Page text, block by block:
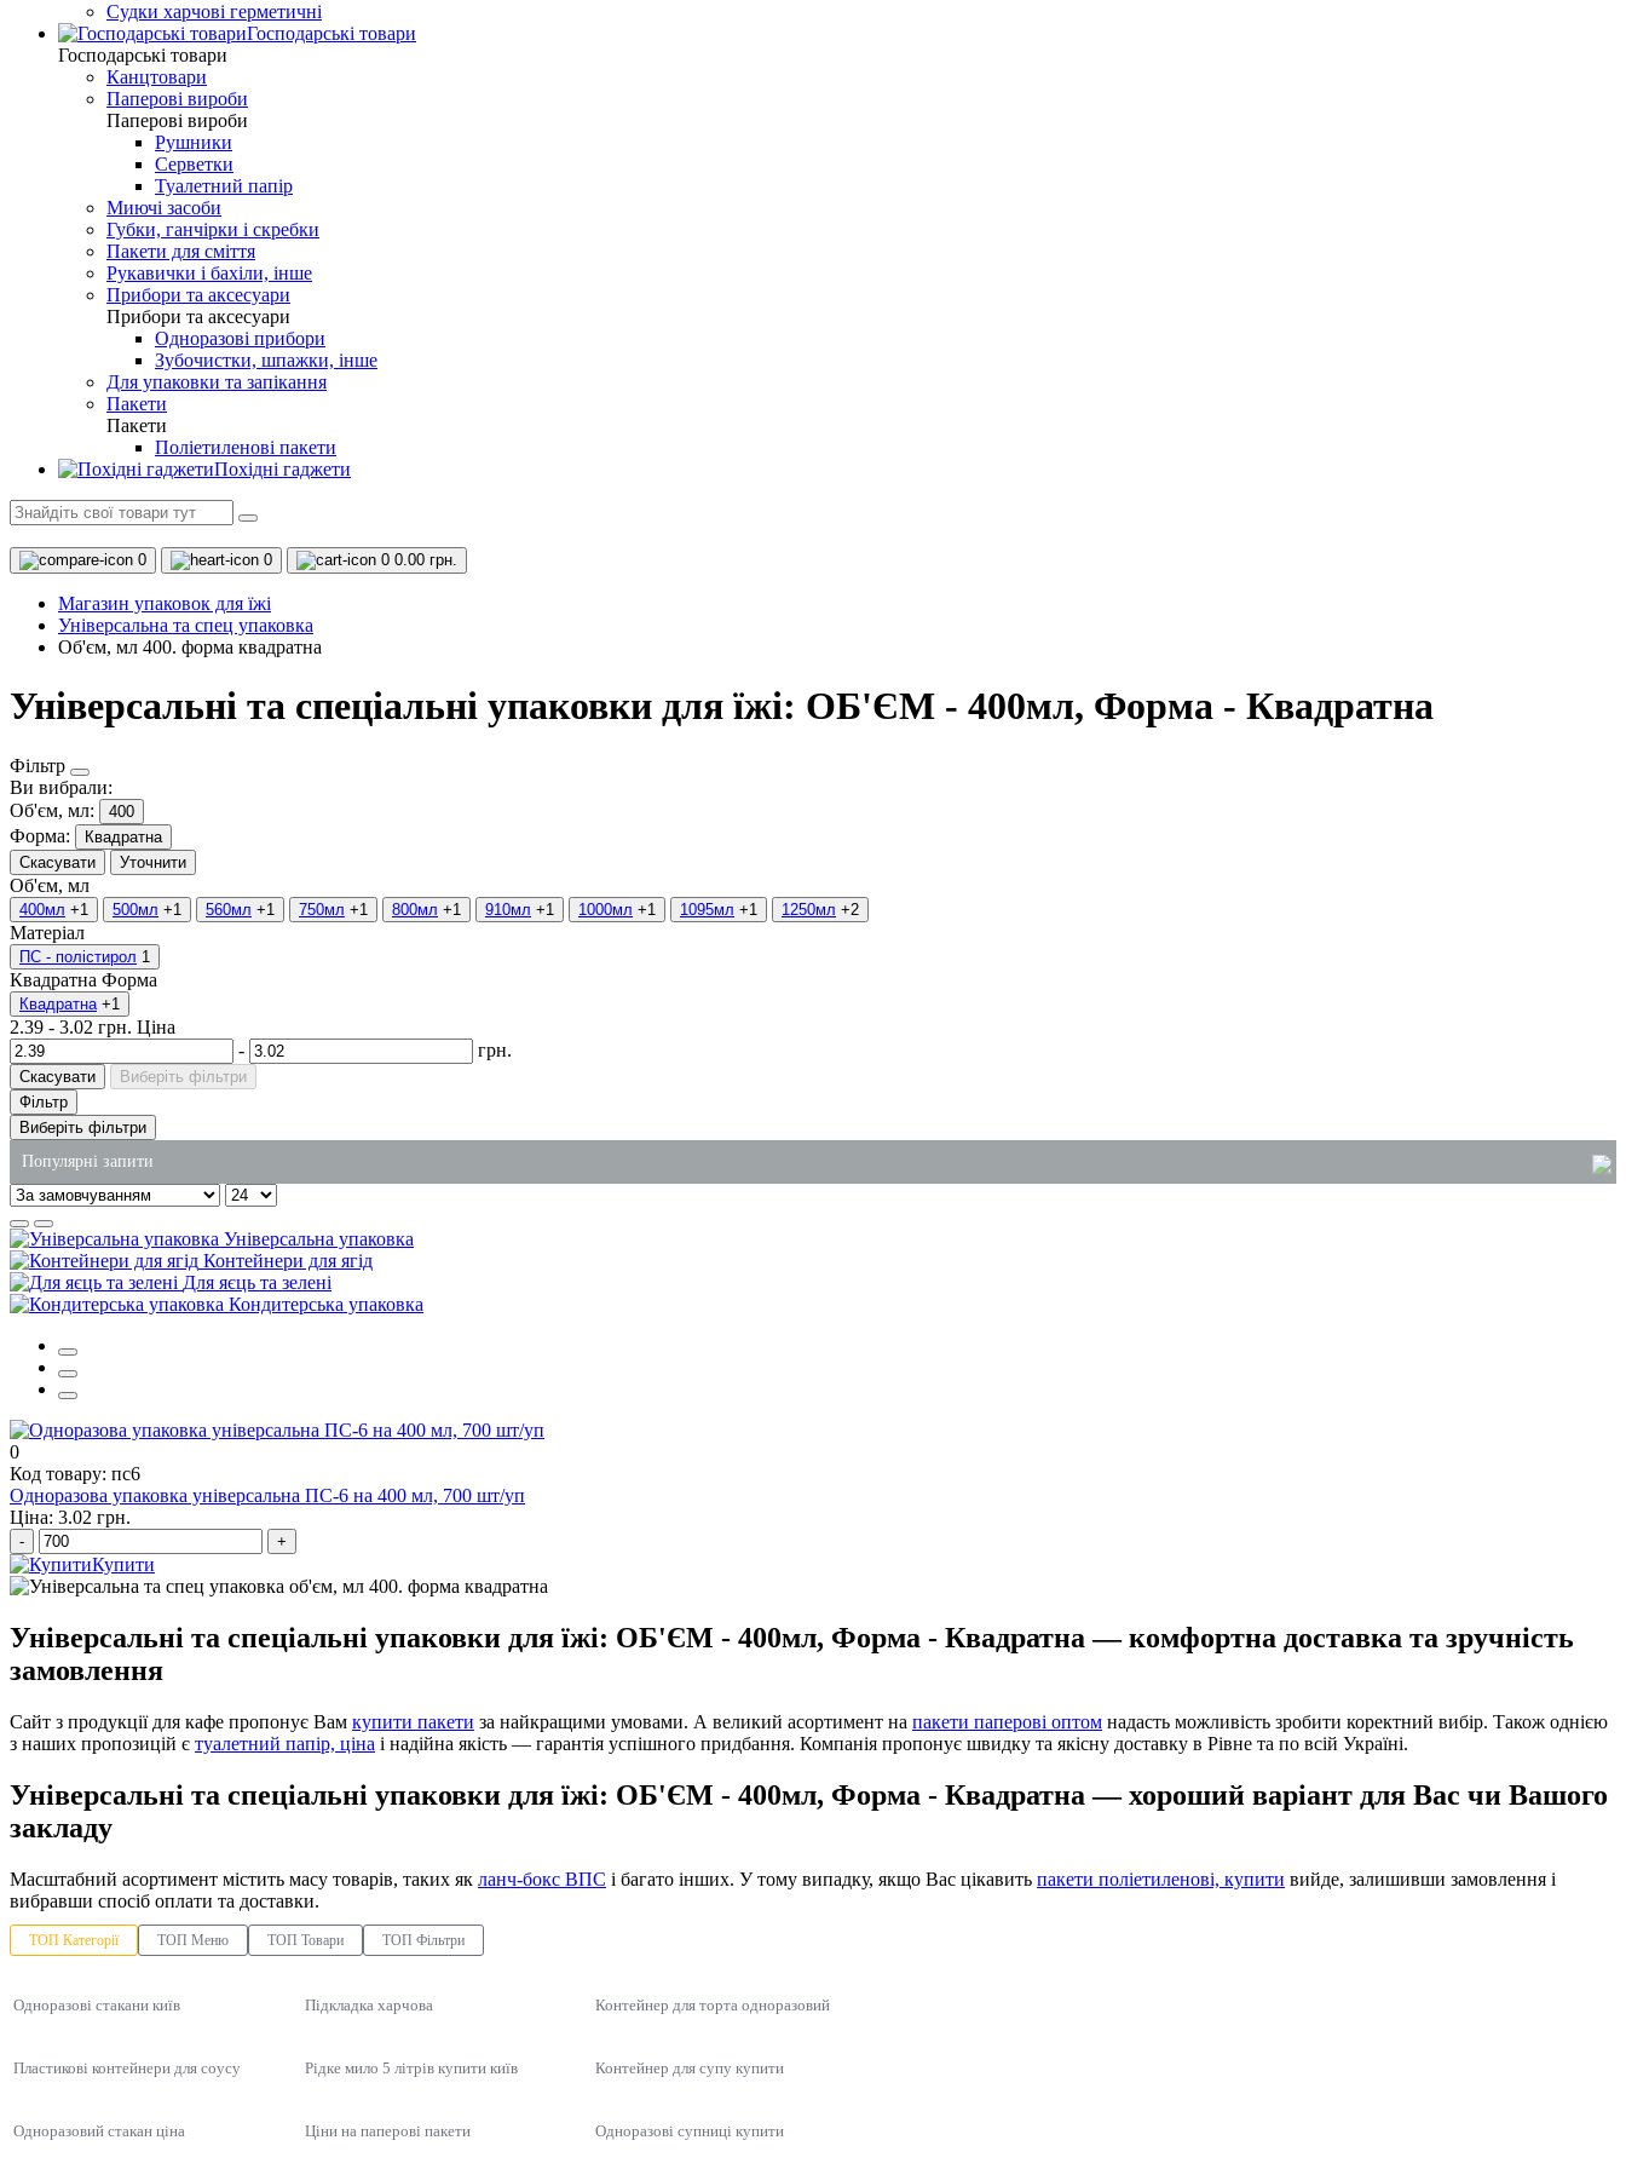
Судки харчові герметичні
Господарські товари
Господарські товари
Канцтовари
Паперові вироби
Паперові вироби
Рушники
Серветки
Туалетний папір
Миючі засоби
Губки, ганчірки і скребки
Пакети для сміття
Рукавички і бахіли, інше
Прибори та аксесуари
Прибори та аксесуари
Одноразові прибори
Зубочистки, шпажки, інше
Для упаковки та запікання
Пакети
Пакети
Поліетиленові пакети
Похідні гаджети
0 0 0 0.00 грн.
Магазин упаковок для їжі
Універсальна та спец упаковка
Об'єм, мл 400. форма квадратна
Універсальні та спеціальні упаковки для їжі: ОБ'ЄМ - 400мл, Форма - Квадратна
Фільтр
Ви вибрали:
Об'єм, мл:
400
Форма:
Квадратна
Скасувати
Уточнити
Об'єм, мл
400мл +1 500мл +1 560мл +1 750мл +1 800мл +1 910мл +1 1000мл +1 1095мл +1 1250мл +2
Матеріал
ПС - полістирол 1
Квадратна Форма
Квадратна +1
2.39 - 3.02 грн. Ціна
-
грн.
Скасувати
Виберіть фільтри
Фільтр
Виберіть фільтри
Популярні запити
одноразове столове приладдя
пакети київ купити
крафт пакети купити одеса
поліетиленовий пакет ціна
контейнери під салати
Універсальна упаковка
Контейнери для ягід
Для яєць та зелені
Кондитерська упаковка
0
Код товару: пс6
Одноразова упаковка універсальна ПС-6 на 400 мл, 700 шт/уп
Ціна: 3.02 грн.
- +
Купити
Універсальні та спеціальні упаковки для їжі: ОБ'ЄМ - 400мл, Форма - Квадратна — комфортна доставка та зручність
замовлення
Сайт з продукції для кафе пропонує Вам купити пакети за найкращими умовами. А великий асортимент на пакети паперові оптом надасть можливість зробити коректний вибір. Також однією
з наших пропозицій є туалетний папір, ціна і надійна якість — гарантія успішного придбання. Компанія пропонує швидку та якісну доставку в Рівне та по всій Україні.
Універсальні та спеціальні упаковки для їжі: ОБ'ЄМ - 400мл, Форма - Квадратна — хороший варіант для Вас чи Вашого
закладу
Масштабний асортимент містить масу товарів, таких як ланч-бокс ВПС і багато інших. У тому випадку, якщо Вас цікавить пакети поліетиленові, купити вийде, залишивши замовлення і
вибравши спосіб оплати та доставки.
ТОП Категорії ТОП Меню ТОП Товари ТОП Фільтри
Одноразові стакани київ
Пластикові контейнери для соусу
Одноразовий стакан ціна
Підкладка харчова
Рідке мило 5 літрів купити київ
Ціни на паперові пакети
Контейнер для торта одноразовий
Контейнер для супу купити
Одноразові супниці купити